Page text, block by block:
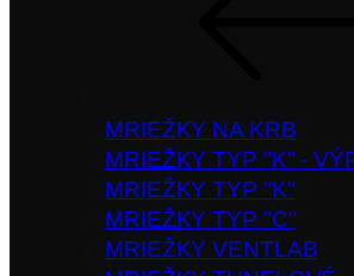
MRIEŽKY NA KRB
MRIEŽKY TYP "K" -
MRIEŽKY TYP "K"
MRIEŽKY TYP "C"
MRIEŽKY VENTLAB